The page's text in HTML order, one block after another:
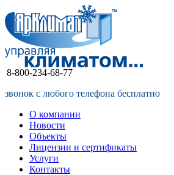
8-800-234-68-77
звонок с любого телефона бесплатно
О компании
Новости
Объекты
Лицензии и сертификаты
Услуги
Контакты